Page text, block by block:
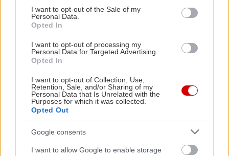
consent section.
I want to opt-out of the Sale of my
Personal Data.
Opted In
I want to opt-out of processing my
Personal Data for Targeted Advertising.
Opted In
I want to opt-out of Collection, Use,
Retention, Sale, and/or Sharing of my
Personal Data that Is Unrelated with the
Purposes for which it was collected.
Opted Out
Google consents
I want to allow Google to enable storage